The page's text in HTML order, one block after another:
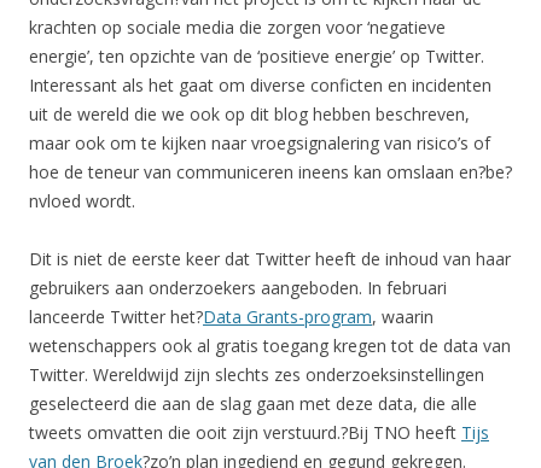
krachten op sociale media die zorgen voor ‘negatieve
energie’, ten opzichte van de ‘positieve energie’ op Twitter.
Interessant als het gaat om diverse conficten en incidenten
uit de wereld die we ook op dit blog hebben beschreven,
maar ook om te kijken naar vroegsignalering van risico’s of
hoe de teneur van communiceren ineens kan omslaan en?be?
nvloed wordt.
Dit is niet de eerste keer dat Twitter heeft de inhoud van haar
gebruikers aan onderzoekers aangeboden. In februari
lanceerde Twitter het?Data Grants-program, waarin
wetenschappers ook al gratis toegang kregen tot de data van
Twitter. Wereldwijd zijn slechts zes onderzoeksinstellingen
geselecteerd die aan de slag gaan met deze data, die alle
tweets omvatten die ooit zijn verstuurd.?Bij TNO heeft Tijs
van den Broek?zo’n plan ingediend en gegund gekregen.